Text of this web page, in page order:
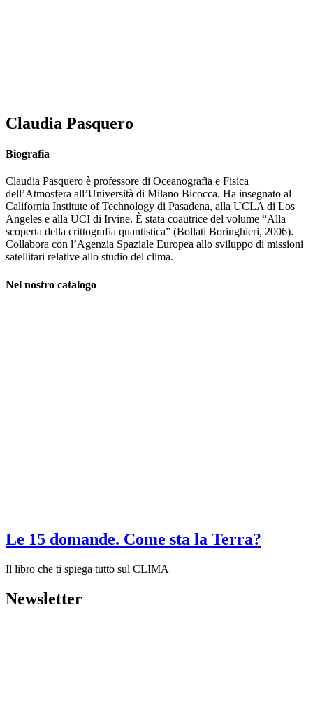
Claudia Pasquero
Biografia
Claudia Pasquero è professore di Oceanografia e Fisica
dell’Atmosfera all’Università di Milano Bicocca. Ha insegnato al
California Institute of Technology di Pasadena, alla UCLA di Los
Angeles e alla UCI di Irvine. È stata coautrice del volume “Alla
scoperta della crittografia quantistica” (Bollati Boringhieri, 2006).
Collabora con l’Agenzia Spaziale Europea allo sviluppo di missioni
satellitari relative allo studio del clima.
Nel nostro catalogo
Le 15 domande. Come sta la Terra?
Il libro che ti spiega tutto sul CLIMA
Newsletter